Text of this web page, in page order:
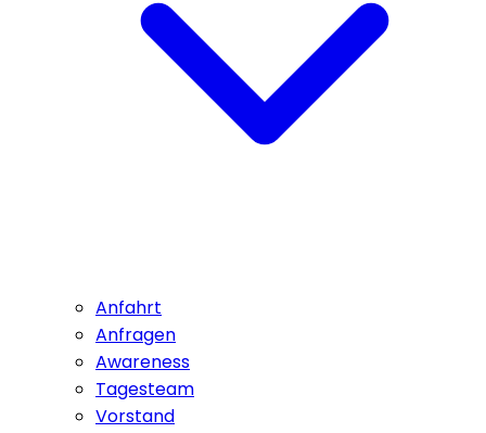
Anfahrt
Anfragen
Awareness
Tagesteam
Vorstand